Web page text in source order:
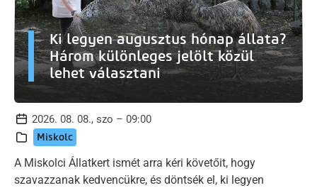
Ki legyen augusztus hónap állata?
Három különleges jelölt közül
lehet választani
2026. 08. 08., szo – 09:00
Miskolc
A Miskolci Állatkert ismét arra kéri követőit, hogy
szavazzanak kedvencükre, és döntsék el, ki legyen